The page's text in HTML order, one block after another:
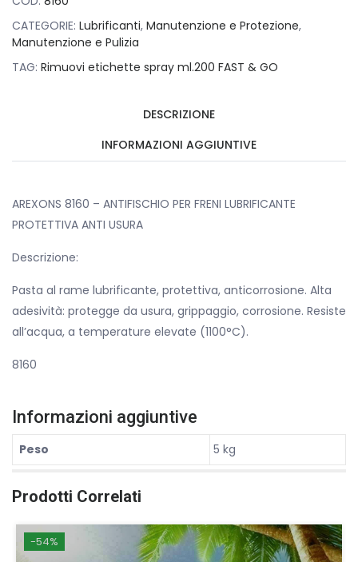
CATEGORIE: Lubrificanti, Manutenzione e Protezione,
Manutenzione e Pulizia
TAG: Rimuovi etichette spray ml.200 FAST & GO
DESCRIZIONE
INFORMAZIONI AGGIUNTIVE
AREXONS 8160 – ANTIFISCHIO PER FRENI LUBRIFICANTE
PROTETTIVA ANTI USURA
Descrizione:
Pasta al rame lubrificante, protettiva, anticorrosione. Alta
adesività: protegge da usura, grippaggio, corrosione. Resiste
all’acqua, a temperature elevate (1100°C).
8160
Informazioni aggiuntive
Peso 5 kg
Prodotti Correlati
-54%